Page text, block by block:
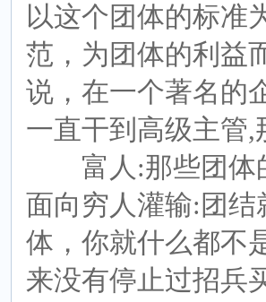
以这个团体的标准
范，为团体的利益
说，在一个著名的
一直干到高级主管
富人:那些团体
面向穷人灌输:团
体，你就什么都不
来没有停止过招兵